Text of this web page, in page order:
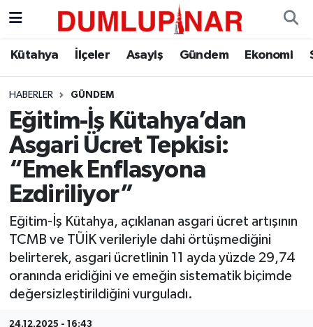
Kütahya İlçeler Asayiş Gündem Ekonomi
HABERLER GÜNDEM
Eğitim-İş Kütahya’dan
Asgari Ücret Tepkisi:
“Emek Enflasyona
Ezdiriliyor”
Eğitim-İş Kütahya, açıklanan asgari ücret artışının
TCMB ve TÜİK verileriyle dahi örtüşmediğini
belirterek, asgari ücretlinin 11 ayda yüzde 29,74
oranında eridiğini ve emeğin sistematik biçimde
değersizleştirildiğini vurguladı.
24.12.2025 - 16:43
Asayiş
Diğer
Dünya
Eğitim
Ekonomi
Eleman
Emlak
Gündem
Kütahya Hava Durumu
Kütahya Trafik Yoğunluk Haritası
Süper Lig Puan Durumu ve Fikstür
Tüm Manşetler
Son Dakika Haberleri
Haber Arşivi